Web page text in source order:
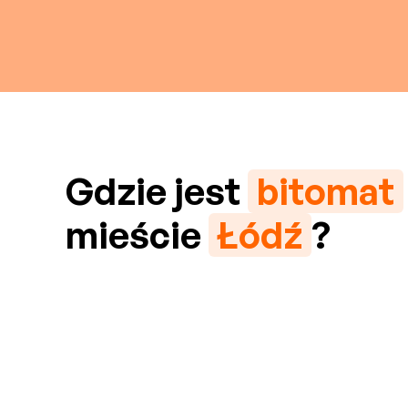
Gdzie jest bitomat
mieście Łódź ?